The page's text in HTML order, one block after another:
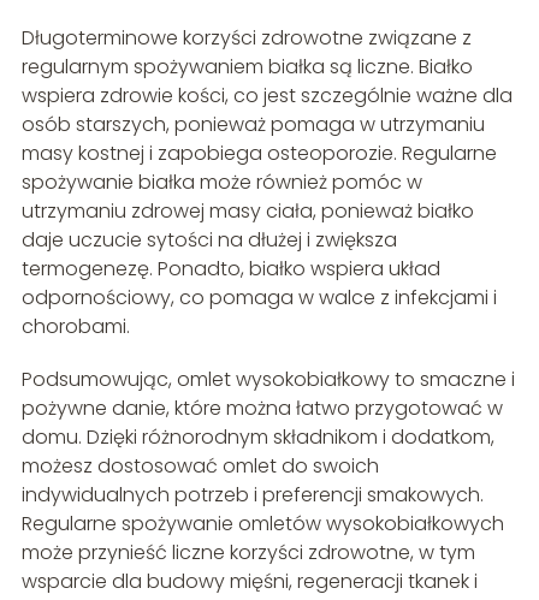
Długoterminowe korzyści zdrowotne związane z
regularnym spożywaniem białka są liczne. Białko
wspiera zdrowie kości, co jest szczególnie ważne dla
osób starszych, ponieważ pomaga w utrzymaniu
masy kostnej i zapobiega osteoporozie. Regularne
spożywanie białka może również pomóc w
utrzymaniu zdrowej masy ciała, ponieważ białko
daje uczucie sytości na dłużej i zwiększa
termogenezę. Ponadto, białko wspiera układ
odpornościowy, co pomaga w walce z infekcjami i
chorobami.
Podsumowując, omlet wysokobiałkowy to smaczne i
pożywne danie, które można łatwo przygotować w
domu. Dzięki różnorodnym składnikom i dodatkom,
możesz dostosować omlet do swoich
indywidualnych potrzeb i preferencji smakowych.
Regularne spożywanie omletów wysokobiałkowych
może przynieść liczne korzyści zdrowotne, w tym
wsparcie dla budowy mięśni, regeneracji tkanek i